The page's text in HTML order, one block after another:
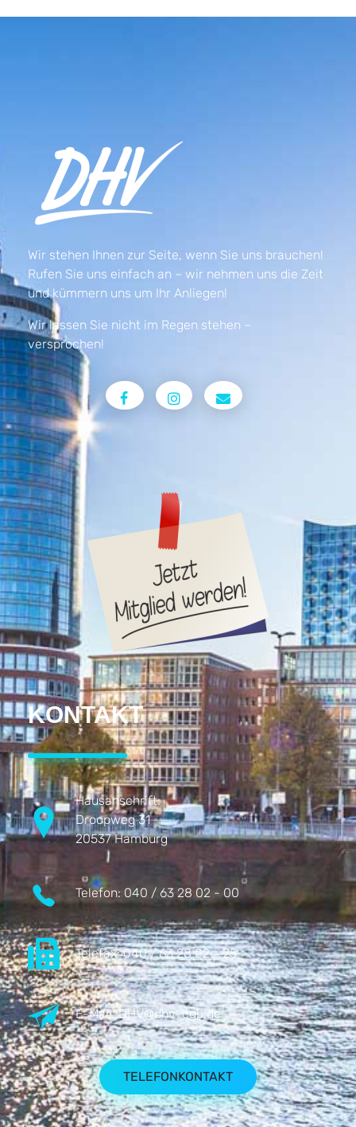
Wir stehen Ihnen zur Seite, wenn Sie uns brauchen!
Rufen Sie uns einfach an – wir nehmen uns die Zeit
und kümmern uns um Ihr Anliegen!
Wir lassen Sie nicht im Regen stehen –
versprochen!
KONTAKT
Hausanschrift:
Droopweg 31
20537 Hamburg
Telefon: 040 / 63 28 02 - 00
Telefax:040 / 63 28 02 - 25
E-Mail:DHV@dhv-cgb.de
TELEFONKONTAKT